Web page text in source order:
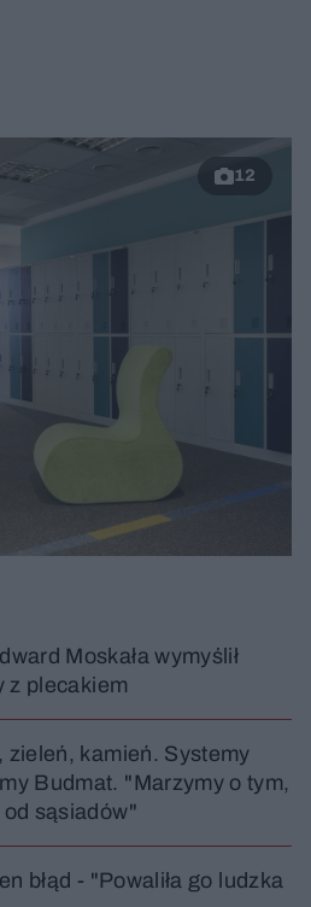
12
Moskała wymyślił
z plecakiem
zieleń, kamień. Systemy
Budmat. "Marzymy o tym,
sąsiadów"
błąd - "Powaliła go ludzka